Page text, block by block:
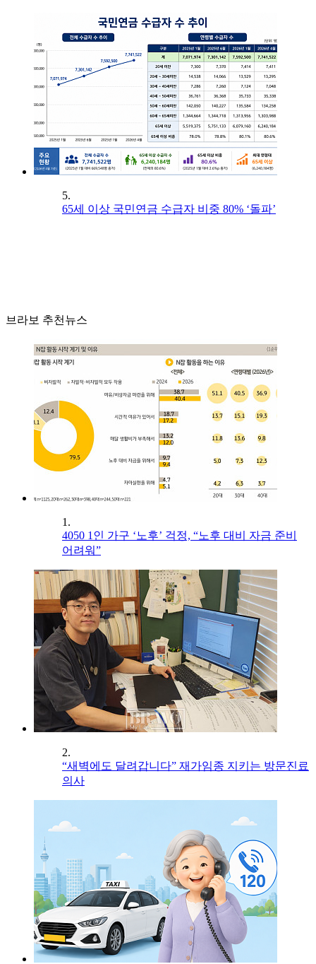
5.
65세 이상 국민연금 수급자 비중 80% ‘돌파’
브라보 추천뉴스
1.
4050 1인 가구 ‘노후’ 걱정, “노후 대비 자금 준비
어려워”
2.
“새벽에도 달려갑니다” 재가임종 지키는 방문진료
의사